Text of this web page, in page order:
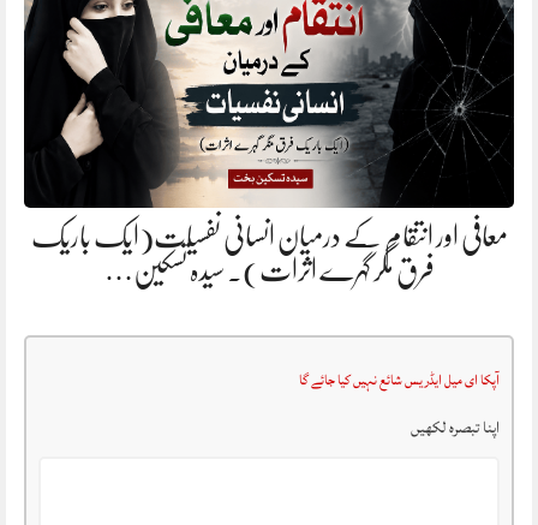
معافی اور انتقام کے درمیان انسانی نفسیات(ایک باریک
فرق مگر گہرے اثرات). سیدہ تسکین…
آپکا ای میل ایڈریس شائع نہیں کیا جائے گا
اپنا تبصرہ لکھیں